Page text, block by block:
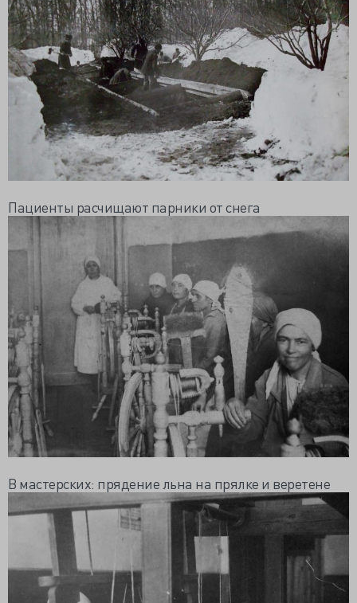
Пациенты расчищают парники от снега
В мастерских: прядение льна на прялке и веретене